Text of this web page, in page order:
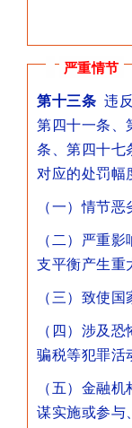
严重情节
第十三条 违
第四十一条、
条、第四十七
对应的处罚幅
（一）情节
（二）严重
支平衡产生重
（三）致使
（四）涉及
骗税等犯罪活
（五）金融
谋实施或参与